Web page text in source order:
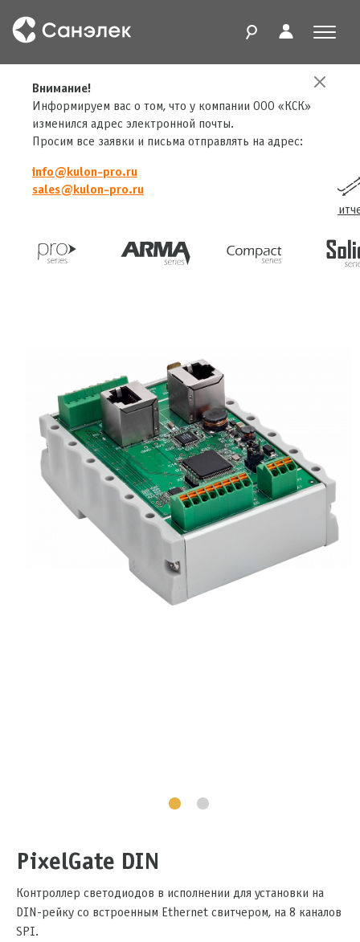
Внимание!
Информируем вас о том, что у компании ООО «КСК»
изменился адрес электронной почты.
Просим все заявки и письма отправлять на адрес:
info@kulon-pro.ru
sales@kulon-pro.ru
Главная Продукты
PixelGate DIN
Контроллер светодиодов в исполнении для установки на
DIN-рейку со встроенным Ethernet свитчером, на 8 каналов
SPI.